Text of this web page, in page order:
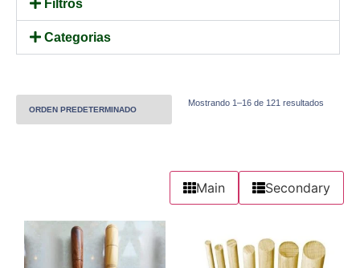
Filtros
Categorias
Mostrando 1–16 de 121 resultados
Main Secondary